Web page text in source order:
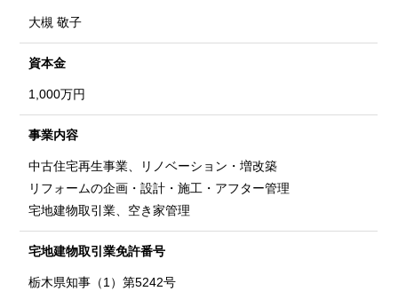
大槻 敬子
資本金
1,000万円
事業内容
中古住宅再生事業、リノベーション・増改築
リフォームの企画・設計・施工・アフター管理
宅地建物取引業、空き家管理
宅地建物取引業免許番号
栃木県知事（1）第5242号